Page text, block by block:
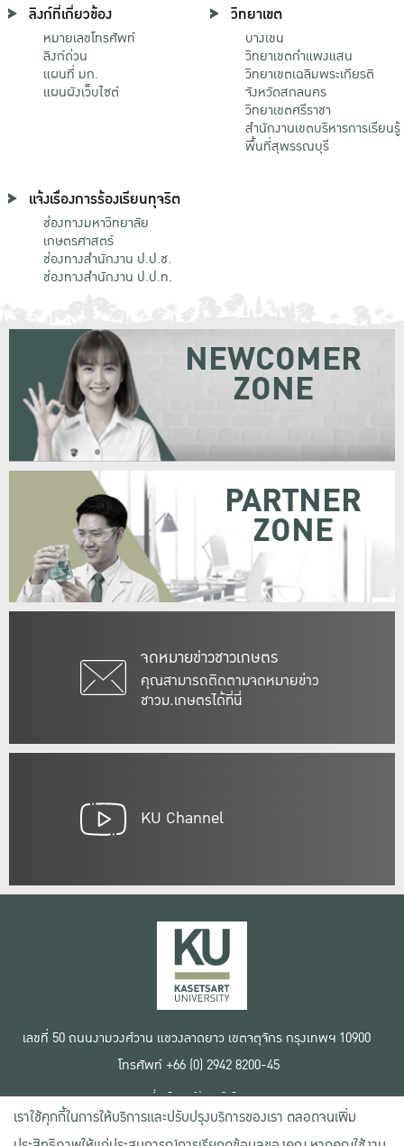
ลิงก์ที่เกี่ยวข้อง
หมายเลขโทรศัพท์
ลิงก์ด่วน
แผนที่ มก.
แผนผังเว็บไซต์
วิทยาเขต
บางเขน
วิทยาเขตกําแพงแสน
วิทยาเขตเฉลิมพระเกียรติ
จังหวัดสกลนคร
วิทยาเขตศรีราชา
สำนักงานเขตบริหารการเรียนรู้
พื้นที่สุพรรณบุรี
แจ้งเรื่องการร้องเรียนทุจริต
ช่องทางมหาวิทยาลัย
เกษตรศาสตร์
ช่องทางสำนักงาน ป.ป.ช.
ช่องทางสำนักงาน ป.ป.ท.
จดหมายข่าวชาวเกษตร
คุณสามารถติดตามจดหมายข่าว
ชาวม.เกษตรได้ที่นี่
NEWCOMER
ZONE
PARTNER
ZONE
KU Channel
เลขที่ 50 ถนนงามวงศ์วาน แขวงลาดยาว เขตจตุจักร กรุงเทพฯ 10900
โทรศัพท์ +66 (0) 2942 8200-45
เงื่อนไขการใช้งานเว็บไซต์
ข้อตกลงด้านสิทธิ์ใช้งาน
นโยบายความเป็นส่วนตัว
เราใช้คุกกี้ในการให้บริการและปรับปรุงบริการของเรา ตลอดจนเพิ่ม